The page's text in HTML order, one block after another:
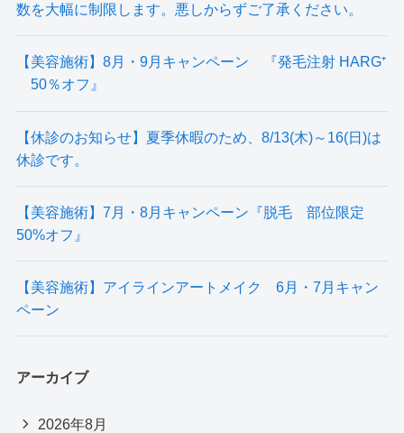
数を大幅に制限します。悪しからずご了承ください。
【美容施術】8月・9月キャンペーン 『発毛注射 HARG⁺
50％オフ』
【休診のお知らせ】夏季休暇のため、8/13(木)～16(日)は
休診です。
【美容施術】7月・8月キャンペーン『脱毛 部位限定
50%オフ』
【美容施術】アイラインアートメイク 6月・7月キャン
ペーン
アーカイブ
2026年8月